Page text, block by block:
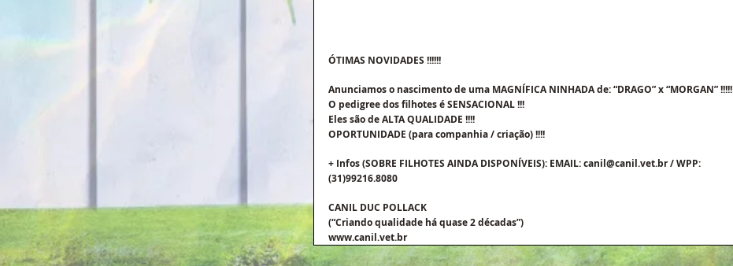
ÓTIMAS NOVIDADES !!!!!!
Anunciamos o nascimento de uma MAGNÍFICA NINHADA de: “DRAGO” x “MORGAN” !!!!!
O pedigree dos filhotes é SENSACIONAL !!!
Eles são de ALTA QUALIDADE !!!!
OPORTUNIDADE (para companhia / criação) !!!!
+ Infos (SOBRE FILHOTES AINDA DISPONÍVEIS): EMAIL: canil@canil.vet.br / WPP:
(31)99216.8080
CANIL DUC POLLACK
(“Criando qualidade há quase 2 décadas”)
www.canil.vet.br